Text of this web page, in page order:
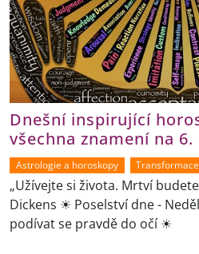
Dnešní inspirující
všechna znamení na 6.
Astrologie a horoskopy Transformace
„Užívejte si života. Mrtví
Dickens ☀ Poselství dne -
podívat se pravdě do očí ☀